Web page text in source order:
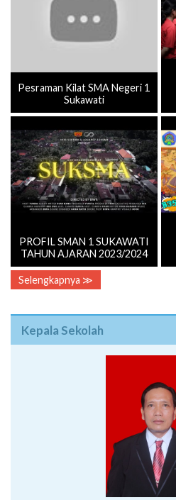
Pesraman Kilat SMA Negeri 1
Sukawati
PROFIL SMAN 1 SUKAWATI
TAHUN AJARAN 2023/2024
Selengkapnya ≫
Kepala Sekolah